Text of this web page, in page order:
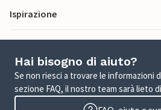
Ispirazione
Hai bisogno di aiuto?
Se non riesci a trovare le informazioni
sezione FAQ, il nostro team sarà lieto